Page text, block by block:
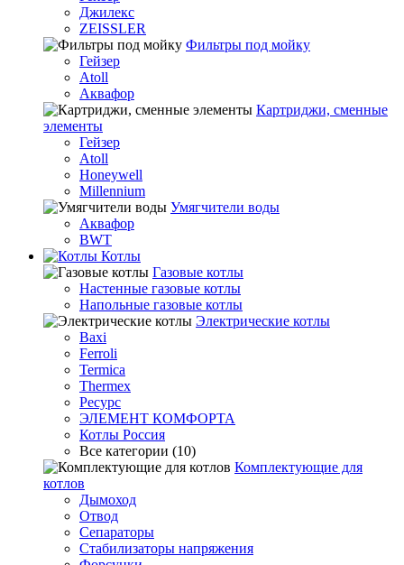
Джилекс
ZEISSLER
Фильтры под мойку
Гейзер
Atoll
Аквафор
Картриджи, сменные
элементы
Гейзер
Atoll
Honeywell
Millennium
Умягчители воды
Аквафор
BWT
Котлы
Гaзовые котлы
Настенные газовые котлы
Напольные газовые котлы
Электрические котлы
Baxi
Ferroli
Termica
Thermex
Ресурс
ЭЛЕМЕНТ КОМФОРТА
Котлы Россия
Все категории (10)
Комплектующие для
котлов
Дымоход
Отвод
Сепараторы
Стабилизаторы напряжения